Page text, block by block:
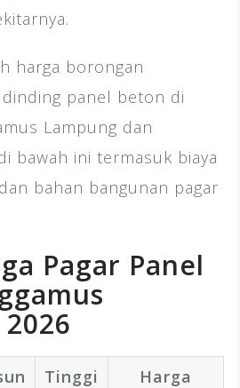
harga borongan
panel beton di
Lampung dan
bawah ini termasuk biaya
bahan bangunan pagar
Pagar Panel
Tinggi
Harga